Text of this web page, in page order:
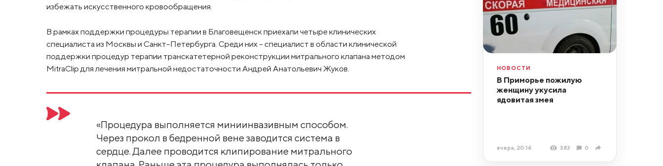
избежать искусственного кровообращения.
В рамках поддержки процедуры терапии в Благовещенск приехали четыре клинических
специалиста из Москвы и Санкт-Петербурга. Среди них – специалист в области клинической
поддержки процедур терапии транскатетерной реконструкции митрального клапана методом
MitraClip для лечения митральной недостаточности Андрей Анатольевич Жуков.
«Процедура выполняется миниинвазивным способом.
Через прокол в бедренной вене заводится система в
сердце. Далее проводится клипирование митрального
НОВОСТИ
В Приморье пожилую
женщину укусила
ядовитая змея
вчера, 20:14 383 0